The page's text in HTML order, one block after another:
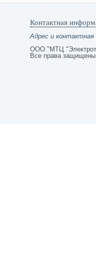
Контактная
Адрес и
ООО "МТЦ
Все права